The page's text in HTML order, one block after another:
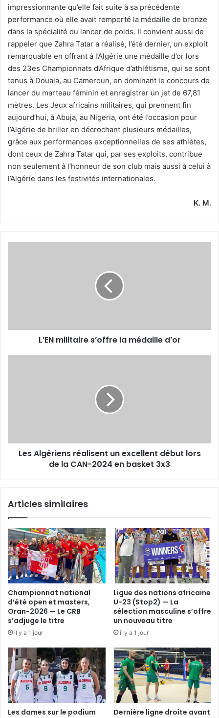
impressionnante qu’elle fait suite à sa précédente
performance où elle avait remporté la médaille de bronze
dans la spécialité du lancer de poids. Il convient aussi de
rappeler que Zahra Tatar a réalisé, l’été dernier, un exploit
remarquable en offrant à l’Algérie une médaille d’or lors
des 23es Championnats d’Afrique d’athlétisme, qui se sont
tenus à Douala, au Cameroun, en dominant le concours de
lancer du marteau féminin et enregistrer un jet de 67,81
mètres. Les Jeux africains militaires, qui prennent fin
aujourd’hui, à Abuja, au Nigeria, ont été l’occasion pour
l’Algérie de briller en décrochant plusieurs médailles,
grâce aux performances exceptionnelles de ses athlètes,
dont ceux de Zahra Tatar qui, par ses exploits, contribue
non seulement à l’honneur de son club mais aussi à celui à
l’Algérie dans les festivités internationales.
K. M.
L’EN militaire s’offre la médaille d’or
la
CAN-Les Algériens réalisent un excellent début lors
de la CAN-2024 en basket 3x3
Articles similaires
Championnat national
d’été open et masters,
Oran-2026 — Le CRB
s’adjuge le titre
il y a 1 jour
Ligue des nations africaine
U-23 (Stop2) — La
sélection masculine s’offre
un nouveau titre
il y a 1 jour
Les dames sur le podium
Dernière ligne droite avant